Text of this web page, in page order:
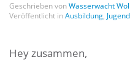
Geschrieben vonWasserwacht
Veröffentlicht inAusbildung,
Hey zusammen,